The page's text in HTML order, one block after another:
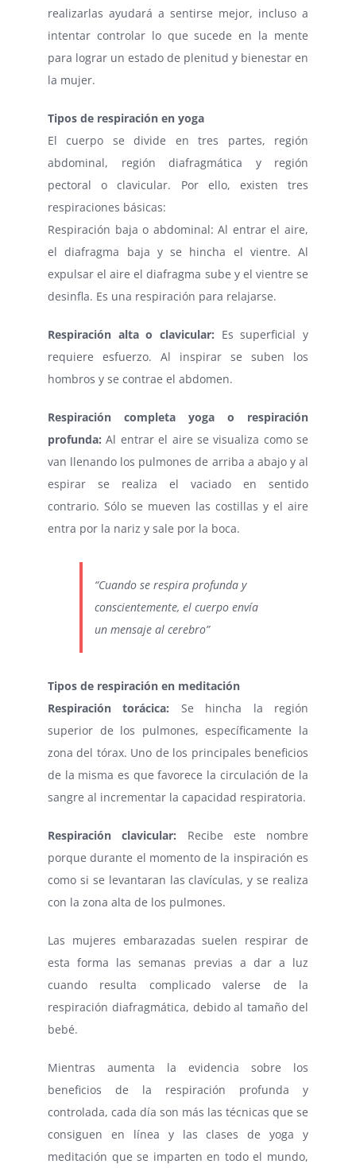
realizarlas ayudará a sentirse mejor, incluso a
intentar controlar lo que sucede en la mente
para lograr un estado de plenitud y bienestar en
la mujer.
Tipos de respiración en yoga
El cuerpo se divide en tres partes, región
abdominal, región diafragmática y región
pectoral o clavicular. Por ello, existen tres
respiraciones básicas:
Respiración baja o abdominal: Al entrar el aire,
el diafragma baja y se hincha el vientre. Al
expulsar el aire el diafragma sube y el vientre se
desinfla. Es una respiración para relajarse.
Respiración alta o clavicular: Es superficial y
requiere esfuerzo. Al inspirar se suben los
hombros y se contrae el abdomen.
Respiración completa yoga o respiración
profunda: Al entrar el aire se visualiza como se
van llenando los pulmones de arriba a abajo y al
espirar se realiza el vaciado en sentido
contrario. Sólo se mueven las costillas y el aire
entra por la nariz y sale por la boca.
“Cuando se respira profunda y
conscientemente, el cuerpo envía
un mensaje al cerebro”
Tipos de respiración en meditación
Respiración torácica: Se hincha la región
superior de los pulmones, específicamente la
zona del tórax. Uno de los principales beneficios
de la misma es que favorece la circulación de la
sangre al incrementar la capacidad respiratoria.
Respiración clavicular: Recibe este nombre
porque durante el momento de la inspiración es
como si se levantaran las clavículas, y se realiza
con la zona alta de los pulmones.
Las mujeres embarazadas suelen respirar de
esta forma las semanas previas a dar a luz
cuando resulta complicado valerse de la
respiración diafragmática, debido al tamaño del
bebé.
Mientras aumenta la evidencia sobre los
beneficios de la respiración profunda y
controlada, cada día son más las técnicas que se
consiguen en línea y las clases de yoga y
meditación que se imparten en todo el mundo,